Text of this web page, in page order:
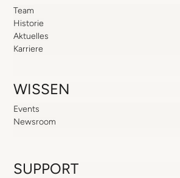
Team
Historie
Aktuelles
Karriere
WISSEN
Events
Newsroom
SUPPORT